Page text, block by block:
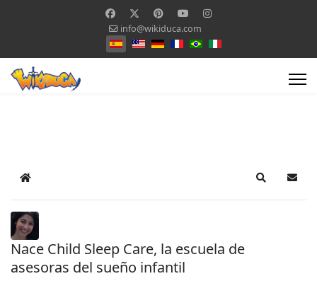
info@wikiduca.com
Seleccione su idioma
Home Search
Nace Child Sleep Care, la escuela de
asesoras del sueño infantil